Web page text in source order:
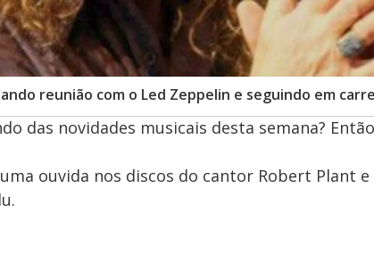
reunião com o Led Zeppelin e seguindo em
das novidades musicais desta semana?
ouvida nos discos do cantor Robert Plant